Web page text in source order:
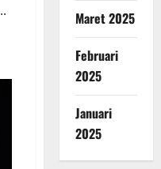
Maret 2025
Februari
2025
Januari
2025